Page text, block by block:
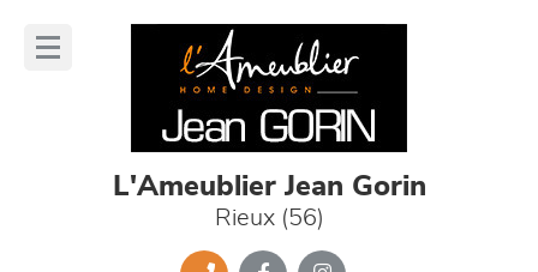
L'Ameublier Jean Gorin
Rieux (56)